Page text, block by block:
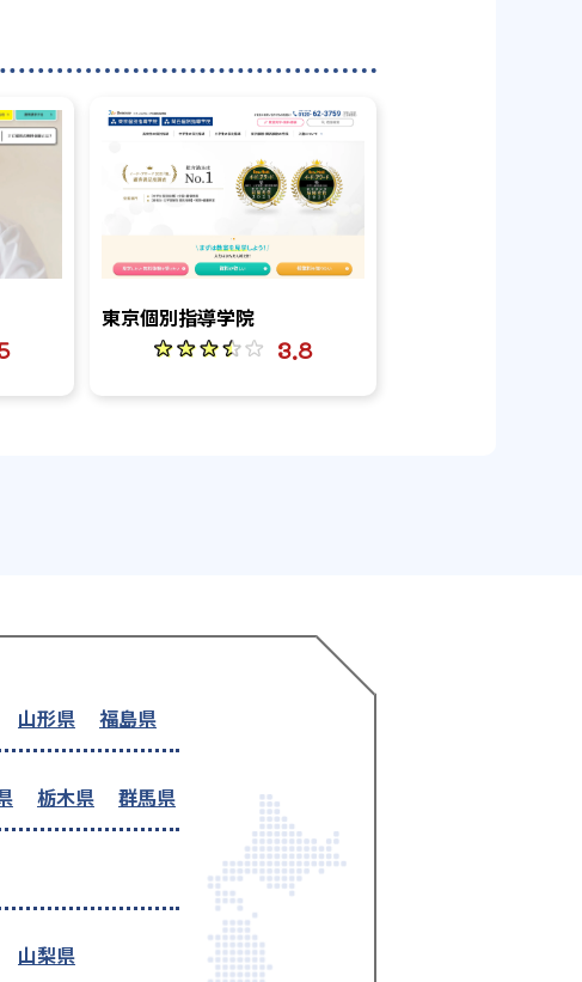
東京個別指導学院
3.8
山形県 福島県
栃木県 群馬県
山梨県